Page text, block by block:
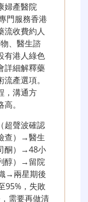
婦產醫院
門服務香港
流收費約人
、醫生諮
有港人綠色
詳細解釋藥
產選項。
，溝通方
。
超聲波確認
查）→醫生
酮）→48小
醇）→留院
→兩星期後
95%，失敗
需要再做清